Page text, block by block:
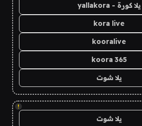
يلا كورة - yallakora
kora live
kooralive
koora 365
يلا شوت
!
يلا شوت